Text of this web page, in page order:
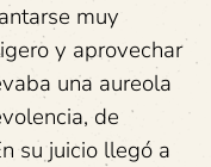
muy
y aprovechar
una aureola
de
su juicio llegó a